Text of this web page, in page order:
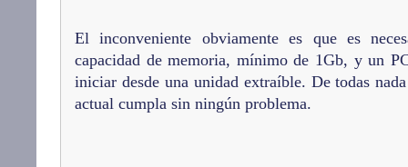
El inconveniente obviamente es que es
capacidad de memoria, mínimo de 1Gb, y un
iniciar desde una unidad extraíble. De todas
actual cumpla sin ningún problema.